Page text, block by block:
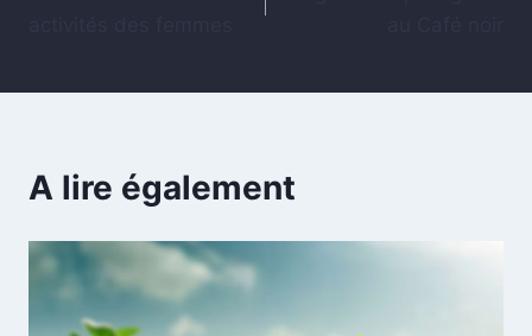
A lire également